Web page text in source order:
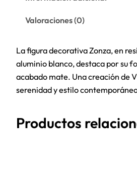
Valoraciones (0)
La figura decorativa Zonza, en
aluminio blanco, destaca por su
acabado mate. Una creación de
serenidad y estilo
Productos